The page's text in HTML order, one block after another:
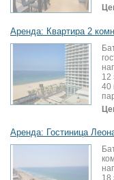
Аренда: Квартира 2
12
40
Аренда: Гостиница
18